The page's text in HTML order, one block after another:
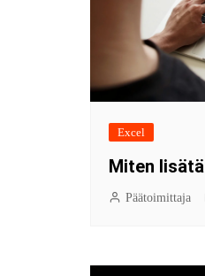
Excel
Miten
Päätoimittaja